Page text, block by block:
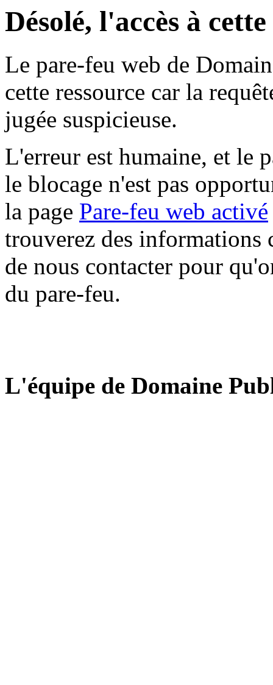
Désolé, l'accès à
Le pare-feu web de
cette ressource car la
jugée suspicieuse.
L'erreur est humaine, et le
le blocage n'est pas
la page Pare-feu web activé
trouverez des informations
de nous contacter pour
du pare-feu.
L'équipe de Domaine